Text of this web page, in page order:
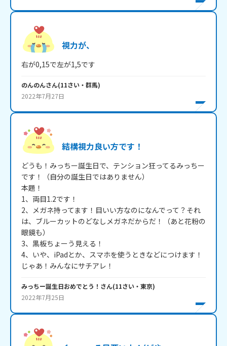
視力が、
右が0,15で左が1,5です
のんのんさん(11さい・ 群馬)
2022年7月27日
結構視力良い方です！
どうも！みっちー誕生日で、テンション狂ってるみっちー
です！（自分の誕生日ではありません）
本題！
1、両目1.2です！
2、メガネ持ってます！目いい方なのになんでって？それ
は、ブルーカットのどなしメガネだからだ！（あと花粉の
眼鏡も）
3、黒板ちょーう見える！
4、いや、iPadとか、スマホを使うときなどにつけます！
じゃあ！みんなにサチアレ！
みっちー誕生日おめでとう！ さん(11さい・ 東京)
2022年7月25日